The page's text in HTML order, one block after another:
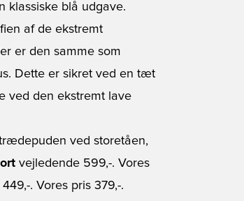
klassiske blå udgave.
af de ekstremt
er den samme som
Dette er sikret ved en tæt
ved den ekstremt lave
ved storetåen,
vejledende 599,-. Vores
. Vores pris 379,-.